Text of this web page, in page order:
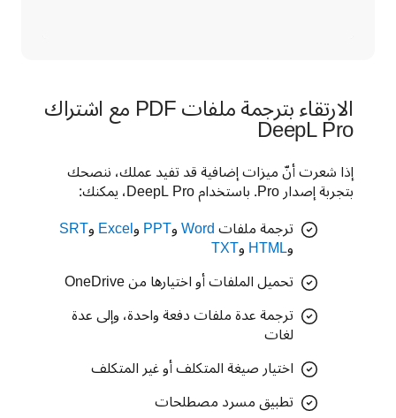
الارتقاء بترجمة ملفات PDF مع اشتراك DeepL Pro
بتجربة إصدار Pro. باستخدام DeepL Pro، يمكنك:
ترجمة ملفاتWordوPPTوExcelوSRT
وHTMLوTXT
تحميل الملفات أو اختيارها من OneDrive
ترجمة عدة ملفات دفعة واحدة، وإلى عدة
لغات
اختيار صيغة المتكلف أو غير المتكلف
تطبيق مسرد مصطلحات